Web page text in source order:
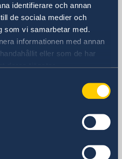
identifierare och annan
de sociala medier och
som vi samarbetar med.
informationen med annan
eller som de har
deras tjänster.
Batetela et des
Gombe
Kongo